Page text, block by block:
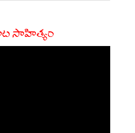
సాహిత్యం